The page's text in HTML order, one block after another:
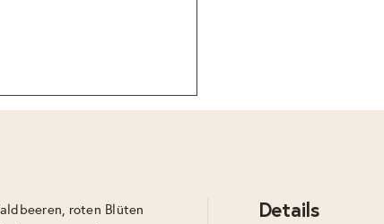
roten Blüten
Details